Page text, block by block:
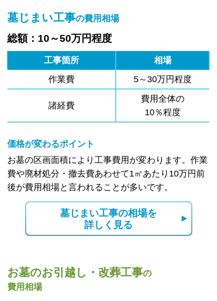
墓じまい工事の費用相場
総額：10～50万円程度
工事箇所
相場
作業費
5～30万円程度
諸経費
費用全体の
10％程度
価格が変わるポイント
お墓の区画面積により工事費用が変わります。作業
費や廃材処分・撤去費あわせて1㎡あたり10万円前
後が費用相場と言われることが多いです。
墓じまい工事の相場を
詳しく見る
お墓のお引越し・改葬工事の
費用相場